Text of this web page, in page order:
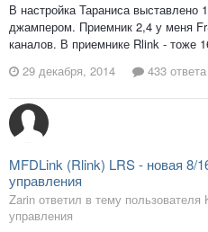
В настройка Тараниса выставлено
джампером. Приемник 2,4 у меня
каналов. В приемнике Rlink - тоже
29 декабря, 2014
433 ответа
MFDLink (Rlink) LRS - новая 8/
управления
Zarin ответил в тему пользователя
управления